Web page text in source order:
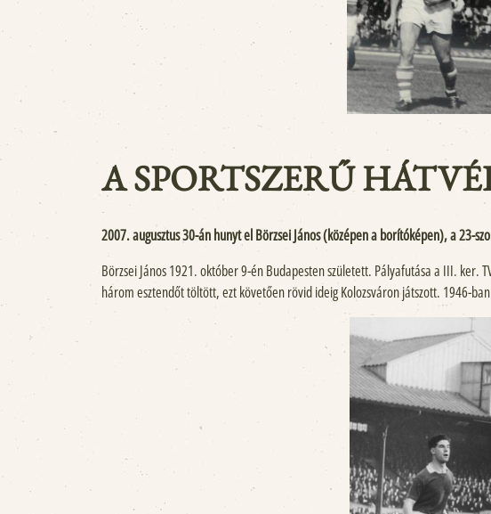
A SPORTSZERŰ
2007. augusztus 30-án hunyt el Börzsei János (középen a borítóképen), a 23-
Börzsei János 1921. október 9-én Budapesten született. Pályafutása a III. ker.
három esztendőt töltött, ezt követően rövid ideig Kolozsváron játszott. 1946-